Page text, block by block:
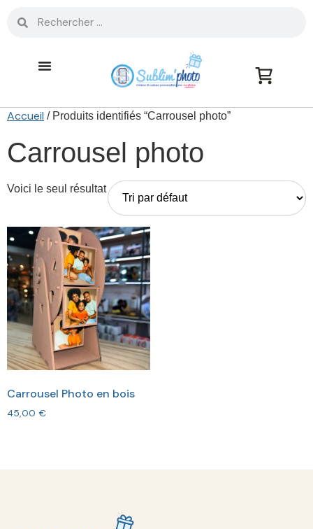
Accueil / Produits identifiés “Carrousel photo”
Carrousel photo
Voici le seul résultat
Carrousel Photo en bois
45,00 €